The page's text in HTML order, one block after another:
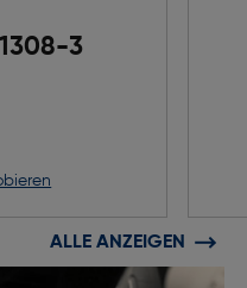
3
ALLE ANZEIGEN